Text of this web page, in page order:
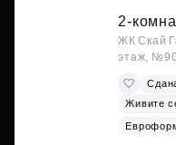
2-
ЖК Скай
этаж,
Живите